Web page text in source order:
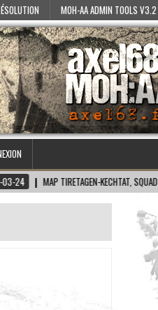
MOH-AA ADMIN TOOLS V3.2
MAP TIRETAGEN-KECHTAT, SQUAD SURVIVOR